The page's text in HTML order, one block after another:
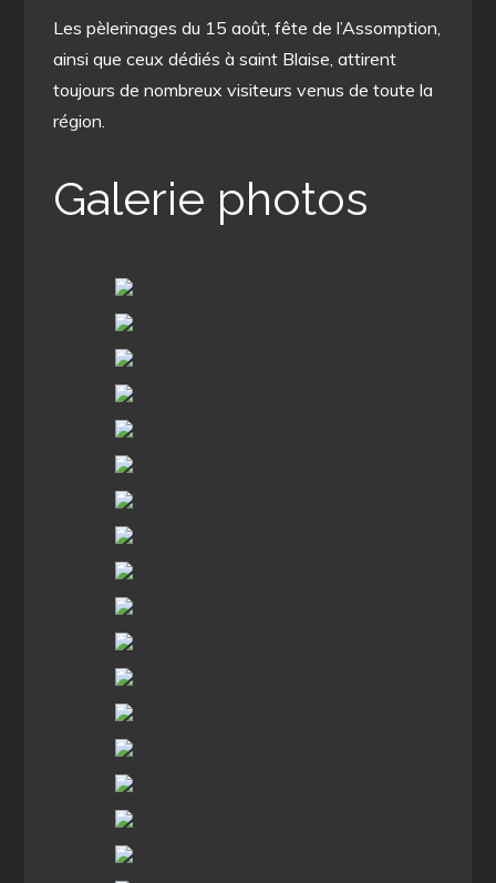
Les pèlerinages du 15 août, fête de l’Assomption,
ainsi que ceux dédiés à saint Blaise, attirent
toujours de nombreux visiteurs venus de toute la
région.
Galerie photos